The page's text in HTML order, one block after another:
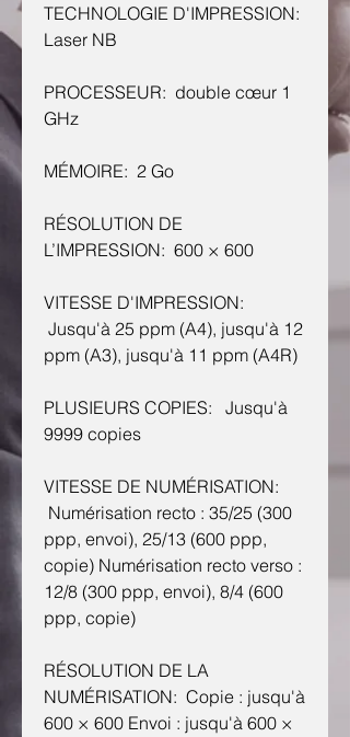
TECHNOLOGIE D'IMPRESSION:
Laser NB
PROCESSEUR: double cœur 1
GHz
MÉMOIRE: 2 Go
RÉSOLUTION DE
L’IMPRESSION: 600 × 600
VITESSE D'IMPRESSION:
Jusqu'à 25 ppm (A4), jusqu'à 12
ppm (A3), jusqu'à 11 ppm (A4R)
PLUSIEURS COPIES: Jusqu'à
9999 copies
VITESSE DE NUMÉRISATION:
Numérisation recto : 35/25 (300
ppp, envoi), 25/13 (600 ppp,
copie) Numérisation recto verso :
12/8 (300 ppp, envoi), 8/4 (600
ppp, copie)
RÉSOLUTION DE LA
NUMÉRISATION: Copie : jusqu'à
600 × 600 Envoi : jusqu'à 600 ×